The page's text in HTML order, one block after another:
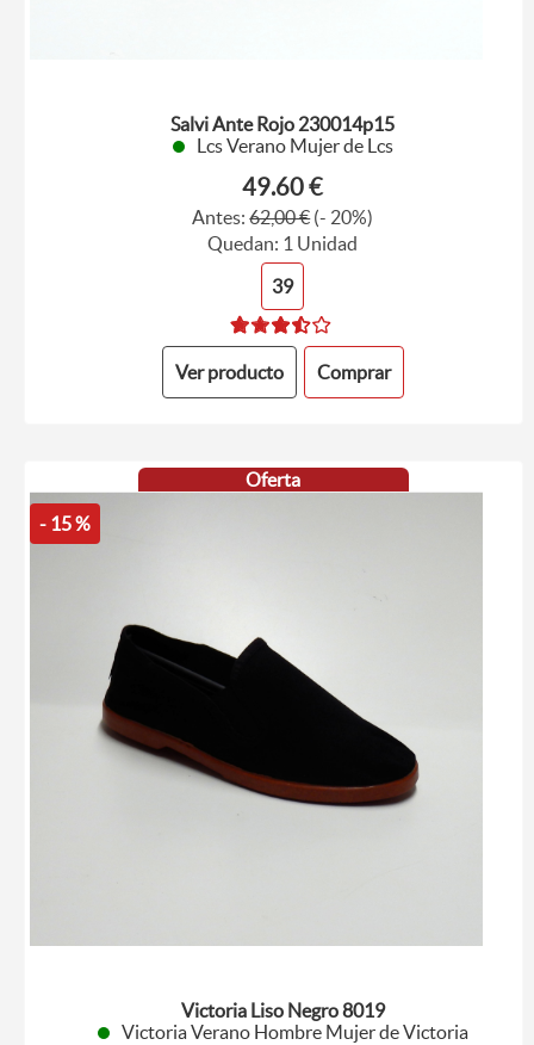
Salvi Ante Rojo 230014p15
Lcs Verano Mujer de Lcs
49.60 €
Antes:62,00 €(- 20%)
Quedan: 1 Unidad
39
Ver producto Comprar
Oferta
- 15 %
Victoria Liso Negro 8019
Victoria Verano Hombre Mujer de Victoria